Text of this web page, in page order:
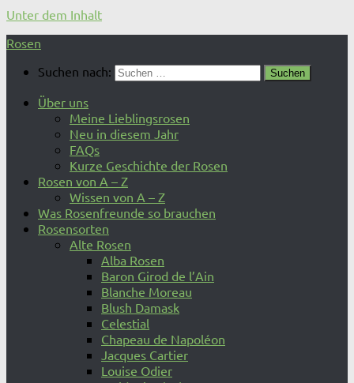
Unter dem Inhalt
Rosen
Suchen nach:
Über uns
Meine Lieblingsrosen
Neu in diesem Jahr
FAQs
Kurze Geschichte der Rosen
Rosen von A – Z
Wissen von A – Z
Was Rosenfreunde so brauchen
Rosensorten
Alte Rosen
Alba Rosen
Baron Girod de l’Ain
Blanche Moreau
Blush Damask
Celestial
Chapeau de Napoléon
Jacques Cartier
Louise Odier